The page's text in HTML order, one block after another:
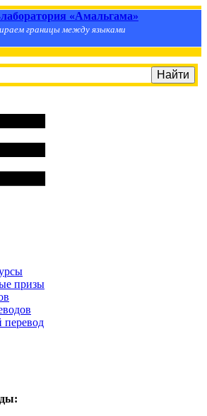
«Амальгама»
границы между языками
призы
перевод